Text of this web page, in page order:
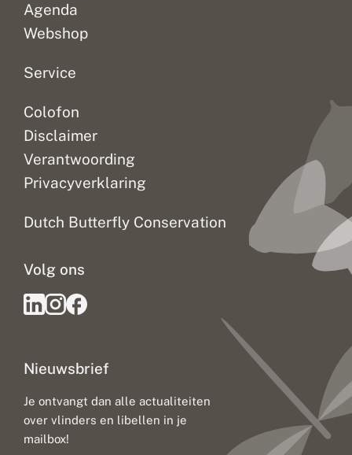
Agenda
Webshop
Service
Colofon
Disclaimer
Verantwoording
Privacyverklaring
Dutch Butterfly Conservation
Nieuwsbrief
Je ontvangt dan alle actualiteiten
over vlinders en libellen in je
mailbox!
Volg ons